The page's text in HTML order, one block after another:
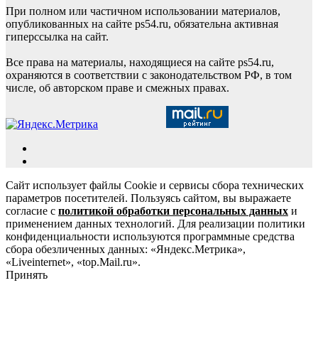
При полном или частичном использовании материалов,
опубликованных на сайте ps54.ru, обязательна активная
гиперссылка на сайт.
Все права на материалы, находящиеся на сайте ps54.ru,
охраняются в соответствии с законодательством РФ, в том
числе, об авторском праве и смежных правах.
Сайт использует файлы Cookie и сервисы сбора технических
параметров посетителей. Пользуясь сайтом, вы выражаете
согласие с политикой обработки персональных данных и
применением данных технологий. Для реализации политики
конфиденциальности используются программные средства
сбора обезличенных данных: «Яндекс.Метрика»,
«Liveinternet», «top.Mail.ru».
Принять